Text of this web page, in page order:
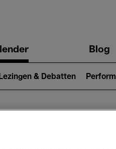
Blog
Lezingen & Debatten